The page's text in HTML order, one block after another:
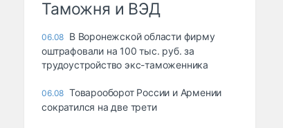
Таможня и ВЭД
06.08 В Воронежской области фирму
оштрафовали на 100 тыс. руб. за
трудоустройство экс-таможенника
06.08 Товарооборот России и Армении
сократился на две трети